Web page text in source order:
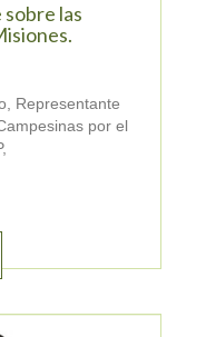
las
Representante
por el